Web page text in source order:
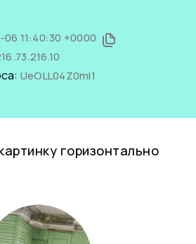
11:40:30 +0000
UeOLL04Z0mI1
горизонтально